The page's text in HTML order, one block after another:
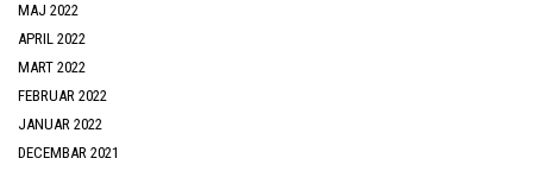
MAJ 2022
APRIL 2022
MART 2022
FEBRUAR 2022
JANUAR 2022
DECEMBAR 2021